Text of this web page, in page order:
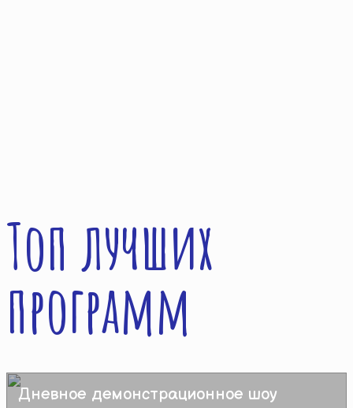
Топ лучших
программ
Дневное демонстрационное шоу